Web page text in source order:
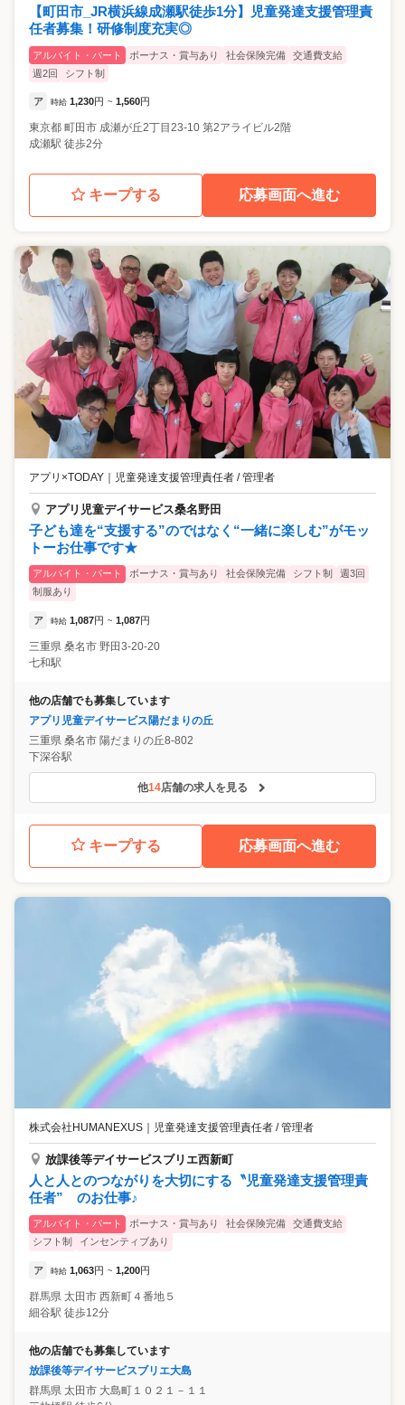
【町田市_JR横浜線成瀬駅徒歩1分】児童発達支援管理責
任者募集！研修制度充実◎
アルバイト・パート ボーナス・賞与あり 社会保険完備
交通費支給
週2回
シフト制
ア 時給 1,230円 ~ 1,560円
東京都 町田市 成瀬が丘2丁目23-10 第2アライビル2階
成瀬駅 徒歩2分
キープする 応募画面へ進む
アプリ×TODAY ｜ 児童発達支援管理責任者 / 管理者
アプリ児童デイサービス桑名野田
子ども達を“支援する”のではなく“一緒に楽しむ”がモッ
トーお仕事です★
アルバイト・パート ボーナス・賞与あり 社会保険完備 シフト制
週3回
制服あり
ア 時給 1,087円 ~ 1,087円
三重県 桑名市 野田3-20-20
七和駅
他の店舗でも募集しています
アプリ児童デイサービス陽だまりの丘
三重県 桑名市 陽だまりの丘8-802
下深谷駅
他14店舗の求人を見る
キープする 応募画面へ進む
株式会社HUMANEXUS ｜ 児童発達支援管理責任者 / 管理者
放課後等デイサービスブリエ西新町
人と人とのつながりを大切にする〝児童発達支援管理責
任者” のお仕事♪
アルバイト・パート ボーナス・賞与あり 社会保険完備
交通費支給
シフト制
インセンティブあり
ア 時給 1,063円 ~ 1,200円
群馬県 太田市 西新町４番地５
細谷駅 徒歩12分
他の店舗でも募集しています
放課後等デイサービスブリエ大島
群馬県 太田市 大島町１０２１－１１